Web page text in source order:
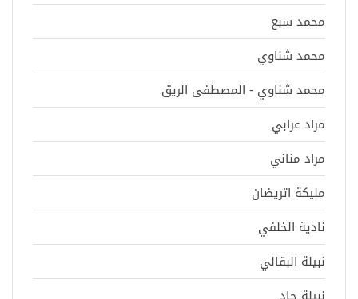
محمد سبع
محمد شناوي
محمد شناوي - المصطفى الريق
مراد عرابي
مراد مناني
مليكة اتريضان
نادية الخلفي
نبيلة البقالي